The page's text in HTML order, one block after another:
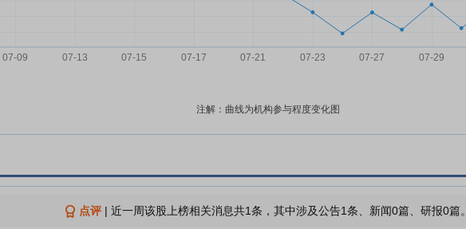
注解：曲线为机构参与程度变化图
点评| 近一周该股上榜相关消息共1条，其中涉及公告1条、新闻0篇、研报0篇。